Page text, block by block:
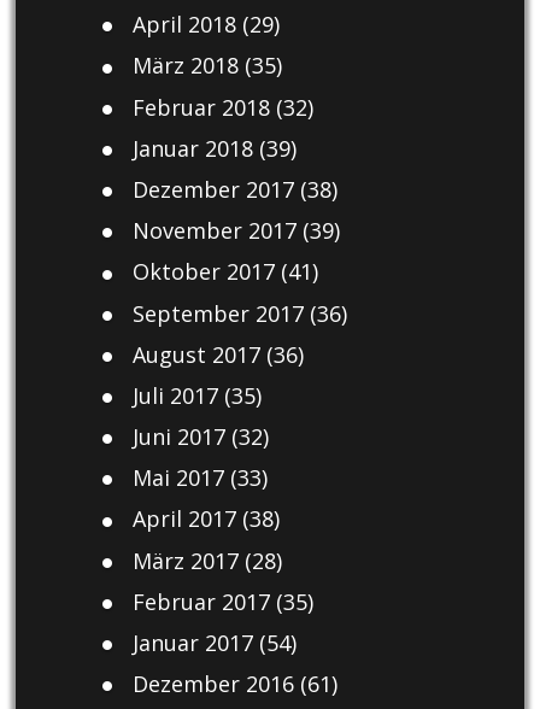
April 2018(29)
März 2018(35)
Februar 2018(32)
Januar 2018(39)
Dezember 2017(38)
November 2017(39)
Oktober 2017(41)
September 2017(36)
August 2017(36)
Juli 2017(35)
Juni 2017(32)
Mai 2017(33)
April 2017(38)
März 2017(28)
Februar 2017(35)
Januar 2017(54)
Dezember 2016(61)